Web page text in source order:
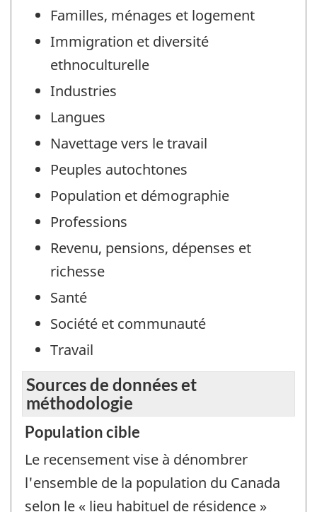
Familles, ménages et logement
Immigration et diversité
ethnoculturelle
Industries
Langues
Navettage vers le travail
Peuples autochtones
Population et démographie
Professions
Revenu, pensions, dépenses et
richesse
Santé
Société et communauté
Travail
Sources de données et
méthodologie
Population cible
Le recensement vise à dénombrer
l'ensemble de la population du Canada
selon le « lieu habituel de résidence »